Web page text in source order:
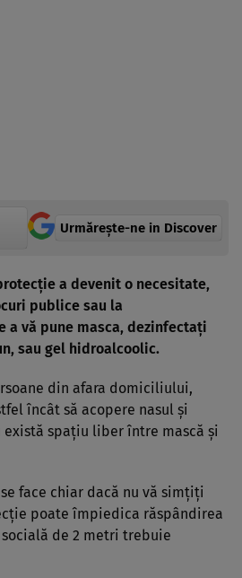
Urmărește-ne in Discover
a devenit o necesitate,
publice sau la
a vă pune masca, dezinfectaţi
sau gel hidroalcoolic.
din afara domiciliului,
încât să acopere nasul şi
există spaţiu liber între mască şi
se face chiar dacă nu vă simţiţi
poate împiedica răspândirea
de 2 metri trebuie